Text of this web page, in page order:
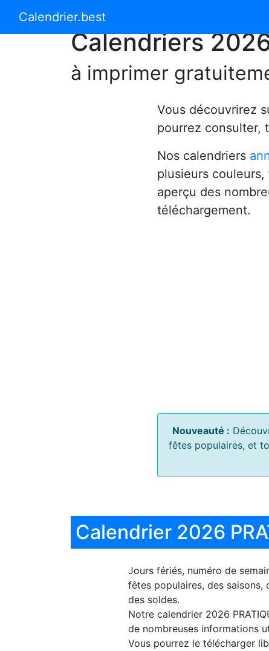
Calendrier.bestCalendrier 2024
Calendriers
à imprimer
Vous découvrirez
pourrez consulter,
Nos calendriers
plusieurs
aperçu des
téléchargement.
Nouveauté :
fêtes populaires, et
Calendrier 2026
Jours fériés, numéro de
fêtes populaires, des saisons,
des soldes.
Notre calendrier 2026
de nombreuses informations
Vous pourrez le télécharger